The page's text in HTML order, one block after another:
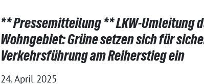
** Pressemitteilung ** LKW-Umleitung
Wohngebiet: Grüne setzen sich für
Verkehrsführung am Reiherstieg ein
24. April 2025